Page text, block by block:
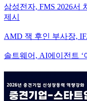
삼성전자, FMS 2026서
제시
AMD 잭 후인 부사장,
솔트웨어, AI에이전트 ‘